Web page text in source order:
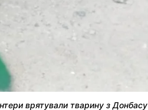
врятували тварину з Донбасу